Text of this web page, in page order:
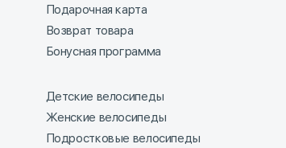
Подарочная карта
Возврат товара
Бонусная программа
Детские велосипеды
Женские велосипеды
Подростковые велосипеды